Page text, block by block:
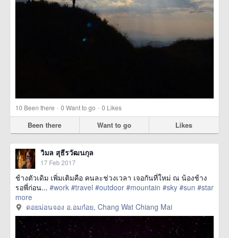
10 Been there · 0 Want to go · 0 Likes
Been there Want to go Likes
วิมล สุธีรวัฒนกุล
17 Feb 2017
ช้างตัวเดิม เพิ่มเติมคือ คนละช่วงเวลา เจอกันที่ใหม่ ณ น้องช้าง
รอพี่ก่อน... #work #travel #outdoor #mountain #sky #sun #star
more
ดอยม่อนจอง อ.อมก๋อย, Chang Wat Chiang Mai